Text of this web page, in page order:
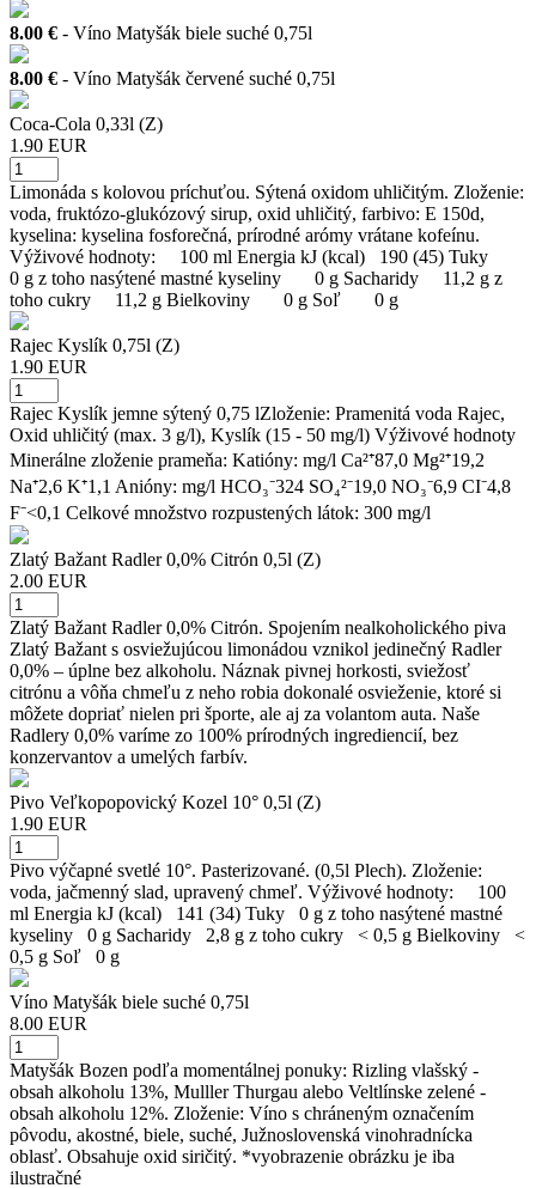
8.00 € - Víno Matyšák biele suché 0,75l
8.00 € - Víno Matyšák červené suché 0,75l
Coca-Cola 0,33l (Z)
1.90 EUR
Limonáda s kolovou príchuťou. Sýtená oxidom uhličitým. Zloženie:
voda, fruktózo-glukózový sirup, oxid uhličitý, farbivo: E 150d,
kyselina: kyselina fosforečná, prírodné arómy vrátane kofeínu.
Výživové hodnoty: 100 ml Energia kJ (kcal) 190 (45) Tuky
0 g z toho nasýtené mastné kyseliny 0 g Sacharidy 11,2 g z
toho cukry 11,2 g Bielkoviny 0 g Soľ 0 g
Rajec Kyslík 0,75l (Z)
1.90 EUR
Rajec Kyslík jemne sýtený 0,75 lZloženie: Pramenitá voda Rajec,
Oxid uhličitý (max. 3 g/l), Kyslík (15 - 50 mg/l) Výživové hodnoty
Minerálne zloženie prameňa: Katióny: mg/l Ca²⁺87,0 Mg²⁺19,2
Na⁺2,6 K⁺1,1 Anióny: mg/l HCO₃⁻324 SO₄²⁻19,0 NO₃⁻6,9 CI⁻4,8
F⁻<0,1 Celkové množstvo rozpustených látok: 300 mg/l
Zlatý Bažant Radler 0,0% Citrón 0,5l (Z)
2.00 EUR
Zlatý Bažant Radler 0,0% Citrón. Spojením nealkoholického piva
Zlatý Bažant s osviežujúcou limonádou vznikol jedinečný Radler
0,0% – úplne bez alkoholu. Náznak pivnej horkosti, sviežosť
citrónu a vôňa chmeľu z neho robia dokonalé osvieženie, ktoré si
môžete dopriať nielen pri športe, ale aj za volantom auta. Naše
Radlery 0,0% varíme zo 100% prírodných ingrediencií, bez
konzervantov a umelých farbív.
Pivo Veľkopopovický Kozel 10° 0,5l (Z)
1.90 EUR
Pivo výčapné svetlé 10°. Pasterizované. (0,5l Plech). Zloženie:
voda, jačmenný slad, upravený chmeľ. Výživové hodnoty: 100
ml Energia kJ (kcal) 141 (34) Tuky 0 g z toho nasýtené mastné
kyseliny 0 g Sacharidy 2,8 g z toho cukry < 0,5 g Bielkoviny <
0,5 g Soľ 0 g
Víno Matyšák biele suché 0,75l
8.00 EUR
Matyšák Bozen podľa momentálnej ponuky: Rizling vlašský -
obsah alkoholu 13%, Mulller Thurgau alebo Veltlínske zelené -
obsah alkoholu 12%. Zloženie: Víno s chráneným označením
pôvodu, akostné, biele, suché, Južnoslovenská vinohradnícka
oblasť. Obsahuje oxid siričitý. *vyobrazenie obrázku je iba
ilustračné